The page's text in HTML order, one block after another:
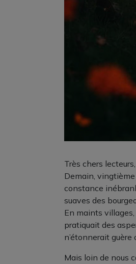
Très chers lecteurs,
Demain,
constance
suaves des
En maints
pratiquait des
n’étonnerait
Mais loin de nous